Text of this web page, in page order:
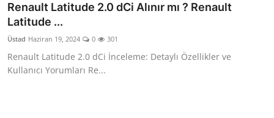
Paketler
Yağlar
Oto Bilgi
Renault Latitude 2.0 dCi Alınır mı ? Renault
Latitude ...
Üstad Haziran 19, 2024 0 301
Renault Latitude 2.0 dCi İnceleme: Detaylı Özellikler ve
Kullanıcı Yorumları Re...